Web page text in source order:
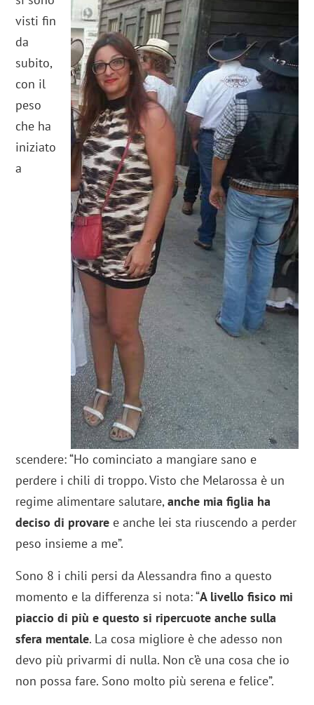
visti fin
da
subito,
con il
peso
che ha
iniziato
a
scendere: “Ho cominciato a mangiare sano e
perdere i chili di troppo. Visto che Melarossa è un
regime alimentare salutare,anche mia figlia ha
deciso di provare e anche lei sta riuscendo a perder
peso insieme a me”.
Sono 8 i chili persi da Alessandra fino a questo
momento e la differenza si nota: “A livello fisico mi
piaccio di più e questo si ripercuote anche sulla
sfera mentale. La cosa migliore è che adesso non
devo più privarmi di nulla. Non c’è una cosa che io
non possa fare. Sono molto più serena e felice”.